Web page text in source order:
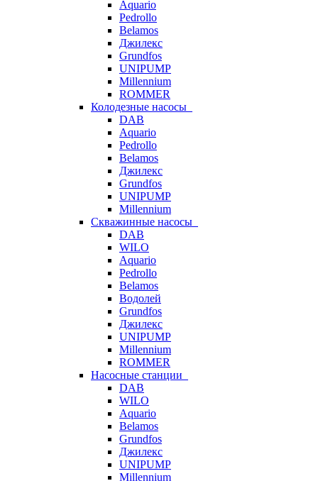
Aquario
Pedrollo
Belamos
Джилекс
Grundfos
UNIPUMP
Millennium
ROMMER
Колодезные насосы
DAB
Aquario
Pedrollo
Belamos
Джилекс
Grundfos
UNIPUMP
Millennium
Скважинные насосы
DAB
WILO
Aquario
Pedrollo
Belamos
Водолей
Grundfos
Джилекс
UNIPUMP
Millennium
ROMMER
Насосные станции
DAB
WILO
Aquario
Belamos
Grundfos
Джилекс
UNIPUMP
Millennium